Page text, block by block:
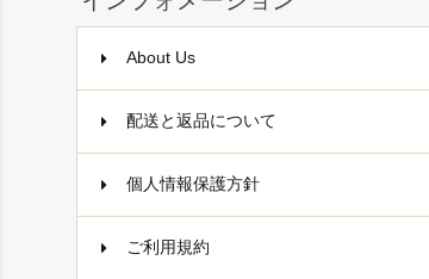
About Us
配送と返品について
個人情報保護方針
ご利用規約